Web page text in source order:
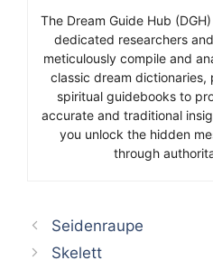
The Dream Guide Hub
dedicated researchers
meticulously compile and
classic dream
spiritual guidebooks to
accurate and traditional
you unlock the hidden
through
Seidenraupe
Skelett